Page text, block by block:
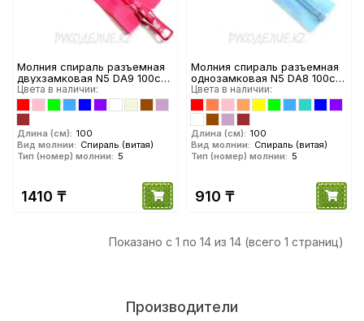
Молния спираль разъемная
двухзамковая N5 DA9 100см
YKK
Цвета в наличии:
Длина (см): 100
Вид молнии: Спираль (витая)
Тип (номер) молнии: 5
1410 ₸
Молния спираль разъемная
однозамковая N5 DA8 100см
YKK
Цвета в наличии:
Длина (см): 100
Вид молнии: Спираль (витая)
Тип (номер) молнии: 5
910 ₸
Показано с 1 по 14 из 14 (всего 1 страниц)
Производители